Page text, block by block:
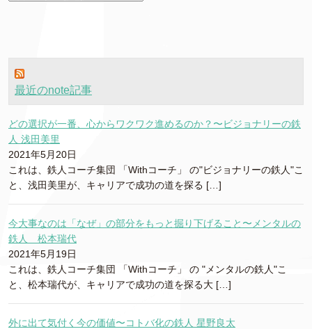
最近のnote記事
どの選択が一番、心からワクワク進めるのか？〜ビジョナリーの鉄
人 浅田美里
2021年5月20日
これは、鉄人コーチ集団 「Withコーチ」 の"ビジョナリーの鉄人"こ
と、浅田美里が、キャリアで成功の道を探る […]
今大事なのは「なぜ」の部分をもっと掘り下げること〜メンタルの
鉄人 松本瑞代
2021年5月19日
これは、鉄人コーチ集団 「Withコーチ」 の "メンタルの鉄人"こ
と、松本瑞代が、キャリアで成功の道を探る大 […]
外に出て気付く今の価値〜コトバ化の鉄人 星野良太